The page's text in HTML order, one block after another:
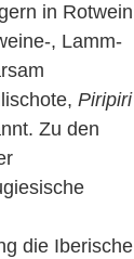
in Rotwein
, Lamm-
Piripiri
Zu den
die Iberische